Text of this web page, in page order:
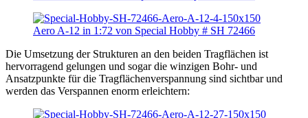
Die Umsetzung der Strukturen an den beiden Tragflächen ist
hervorragend gelungen und sogar die winzigen Bohr- und
Ansatzpunkte für die Tragflächenverspannung sind sichtbar und
werden das Verspannen enorm erleichtern: